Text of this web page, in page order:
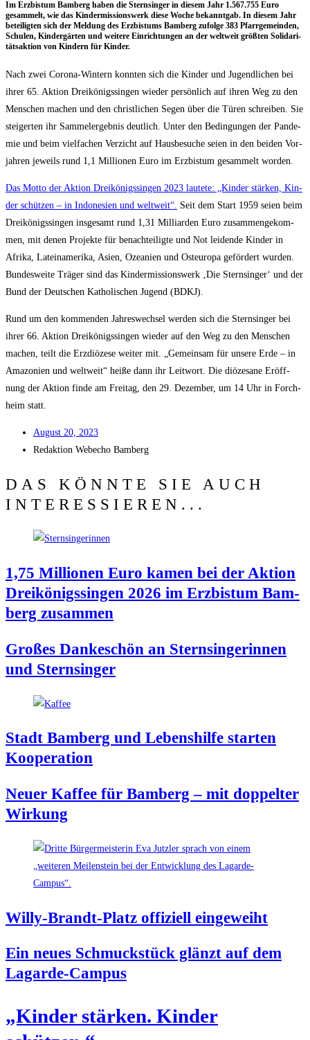
Im Erz­bis­tum Bam­berg haben die Stern­sin­ger in die­sem Jahr 1.567.755 Euro
gesam­melt, wie das Kin­der­mis­si­ons­werk die­se Woche bekannt­gab. In die­sem Jahr
betei­lig­ten sich der Mel­dung des Erz­bis­tums Bam­berg zufol­ge 383 Pfarr­ge­mein­den,
Schu­len, Kin­der­gär­ten und wei­te­re Ein­rich­tun­gen an der welt­weit größ­ten Soli­da­ri­
täts­ak­ti­on von Kin­dern für Kinder.
Nach zwei Coro­na-Win­tern konn­ten sich die Kin­der und Jugend­li­chen bei
ihrer 65. Akti­on Drei­kö­nigs­sin­gen wie­der per­sön­lich auf ihren Weg zu den
Men­schen machen und den christ­li­chen Segen über die Türen schrei­ben. Sie
stei­ger­ten ihr Sam­mel­er­geb­nis deut­lich. Unter den Bedin­gun­gen der Pan­de­
mie und beim viel­fa­chen Ver­zicht auf Haus­be­su­che sei­en in den bei­den Vor­
jah­ren jeweils rund 1,1 Mil­lio­nen Euro im Erz­bis­tum gesam­melt worden.
Das Mot­to der Akti­on Drei­kö­nigs­sin­gen 2023 lau­te­te: „Kin­der stär­ken, Kin­
der schüt­zen – in Indo­ne­si­en und welt­weit“. Seit dem Start 1959 sei­en beim
Drei­kö­nigs­sin­gen ins­ge­samt rund 1,31 Mil­li­ar­den Euro zusam­men­ge­kom­
men, mit denen Pro­jek­te für benach­tei­lig­te und Not lei­den­de Kin­der in
Afri­ka, Latein­ame­ri­ka, Asi­en, Ozea­ni­en und Ost­eu­ro­pa geför­dert wur­den.
Bun­des­wei­te Trä­ger sind das Kin­der­mis­si­ons­werk ‚Die Stern­sin­ger‘ und der
Bund der Deut­schen Katho­li­schen Jugend (BDKJ).
Rund um den kom­men­den Jah­res­wech­sel wer­den sich die Stern­sin­ger bei
ihrer 66. Akti­on Drei­kö­nigs­sin­gen wie­der auf den Weg zu den Men­schen
machen, teilt die Erz­diö­ze­se wei­ter mit. „Gemein­sam für unse­re Erde – in
Ama­zo­ni­en und welt­weit“ hei­ße dann ihr Leit­wort. Die diö­ze­sa­ne Eröff­
nung der Akti­on fin­de am Frei­tag, den 29. Dezem­ber, um 14 Uhr in Forch­
heim statt.
August 20, 2023
Redak­ti­on Web­echo Bamberg
DAS KÖNNTE SIE AUCH
INTERESSIEREN...
1,75 Mil­lio­nen Euro kamen bei der Akti­on
Drei­kö­nigs­sin­gen 2026 im Erz­bis­tum Bam­
berg zusammen
Gro­ßes Dan­ke­schön an Stern­sin­ge­rin­nen
und Sternsinger
Stadt Bam­berg und Lebens­hil­fe star­ten
Kooperation
Neu­er Kaf­fee für Bam­berg – mit dop­pel­ter
Wirkung
Wil­ly-Brandt-Platz offi­zi­ell eingeweiht
Ein neu­es Schmuck­stück glänzt auf dem
Lagarde-Campus
„Kin­der stär­ken. Kin­der